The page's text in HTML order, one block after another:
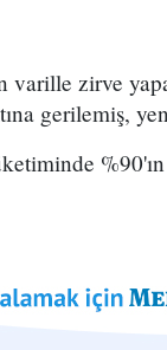
zirve
gerilemiş,